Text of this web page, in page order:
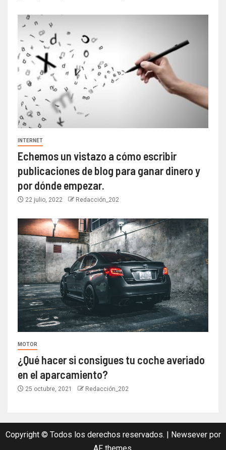
INTERNET
Echemos un vistazo a cómo escribir
publicaciones de blog para ganar dinero y
por dónde empezar.
22 julio, 2022 Redacción_202
MOTOR
¿Qué hacer si consigues tu coche averiado
en el aparcamiento?
25 octubre, 2021 Redacción_202
Copyright © Todos los derechos reservados. | Newseverpor
AF themes.